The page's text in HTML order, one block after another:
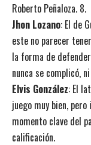
Roberto Peñaloza. 8.
Jhon Lozano: El de
este no parecer
la forma de
nunca se complicó,
Elvis González: El
juego muy bien,
momento clave del
calificación.